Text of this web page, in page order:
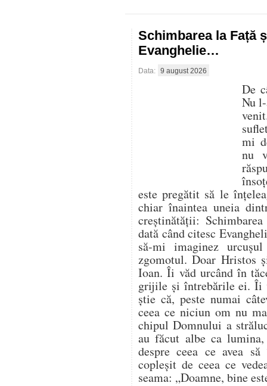
Schimbarea la Față
Evanghelie…
Data: 9 august 2026
De
Nu
mi
nu
este pregătit să le
chiar înaintea uneia
creștinătății:
dată când citesc
să-mi imaginez
zgomotul. Doar Hristos
Ioan. Îi văd urcând în
grijile și întrebările ei. Îi
știe că, peste numai
ceea ce niciun om nu
chipul Domnului a
au făcut albe ca
despre ceea ce avea
copleșit de ceea ce
seama: „Doamne, bine